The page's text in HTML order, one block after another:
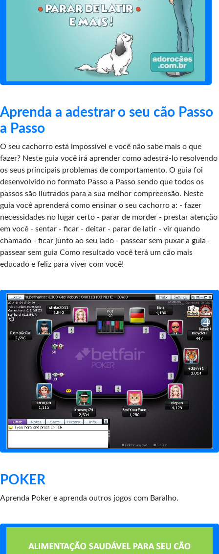
Aprenda a adestrar o seu cão Passo
a Passo
O seu cachorro está impossível e você não sabe mais o que
fazer? Neste guia você irá aprender como adestrá-lo resolvendo
os seus principais problemas de comportamento. O guia foi
desenvolvido no formato Passo a Passo sendo que todos os
passos são ilutrados para a sua melhor compreensão. Neste
guia você aprenderá como ensinar o seu cachorro a: - fazer
necessidades no lugar certo - parar de morder - prestar atenção
em você - sentar - ficar - deitar - parar de latir - vir quando
chamado - ficar junto ao seu lado - passear sem puxar a guia -
passear sem guia Como resultado você terá um cão mais
educado e feliz para viver com você!
POKER
Aprenda Poker e aprenda outros jogos com Baralho.